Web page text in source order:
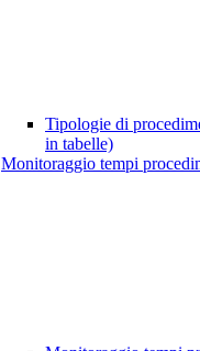
Tipologie di
in tabelle)
Monitoraggio tempi